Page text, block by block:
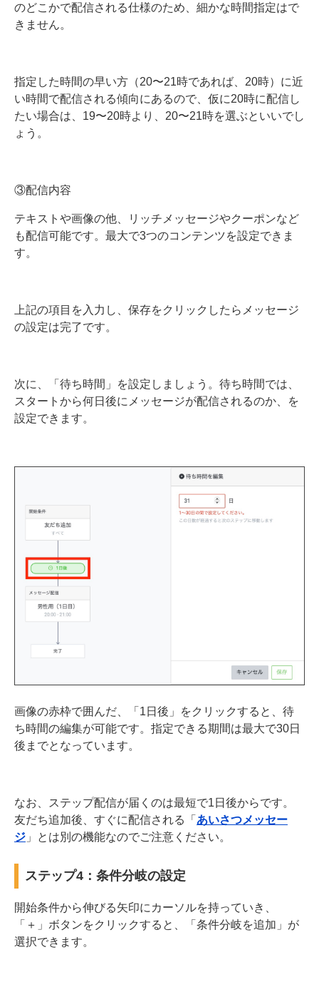
のどこかで配信される仕様のため、細かな時間指定はで
きません。
指定した時間の早い方（20〜21時であれば、20時）に近
い時間で配信される傾向にあるので、仮に20時に配信し
たい場合は、19〜20時より、20〜21時を選ぶといいでし
ょう。
③配信内容
テキストや画像の他、リッチメッセージやクーポンなど
も配信可能です。最大で3つのコンテンツを設定できま
す。
上記の項目を入力し、保存をクリックしたらメッセージ
の設定は完了です。
次に、「待ち時間」を設定しましょう。待ち時間では、
スタートから何日後にメッセージが配信されるのか、を
設定できます。
画像の赤枠で囲んだ、「1日後」をクリックすると、待
ち時間の編集が可能です。指定できる期間は最大で30日
後までとなっています。
なお、ステップ配信が届くのは最短で1日後からです。
友だち追加後、すぐに配信される「 あいさつメッセー
ジ 」とは別の機能なのでご注意ください。
ステップ4：条件分岐の設定
開始条件から伸びる矢印にカーソルを持っていき、
「＋」ボタンをクリックすると、「条件分岐を追加」が
選択できます。